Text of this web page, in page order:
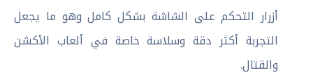
أزرار التحكم على الشاشة بشكل كامل وهو ما يجعل
التجربة أكثر دقة وسلاسة خاصة في ألعاب الأكشن
والقتال.